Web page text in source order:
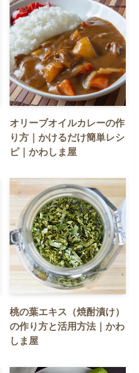
オリーブオイルカレーの作
り方｜かけるだけ簡単レシ
ピ｜かわしま屋
桃の葉エキス（焼酎漬け）
の作り方と活用方法｜かわ
しま屋